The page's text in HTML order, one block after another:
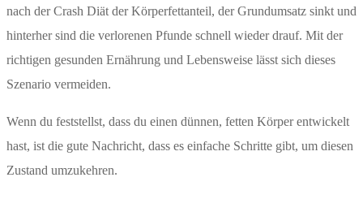
nach der Crash Diät der Körperfettanteil, der Grundumsatz sinkt und
hinterher sind die verlorenen Pfunde schnell wieder drauf. Mit der
richtigen gesunden Ernährung und Lebensweise lässt sich dieses
Szenario vermeiden.
Wenn du feststellst, dass du einen dünnen, fetten Körper entwickelt
hast, ist die gute Nachricht, dass es einfache Schritte gibt, um diesen
Zustand umzukehren.